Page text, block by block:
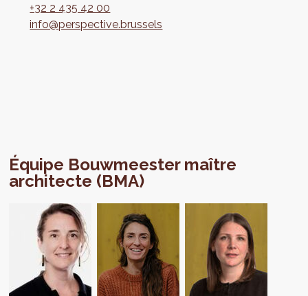
+32 2 435 42 00
info@perspective.brussels
Équipe Bouwmeester maître
architecte (BMA)